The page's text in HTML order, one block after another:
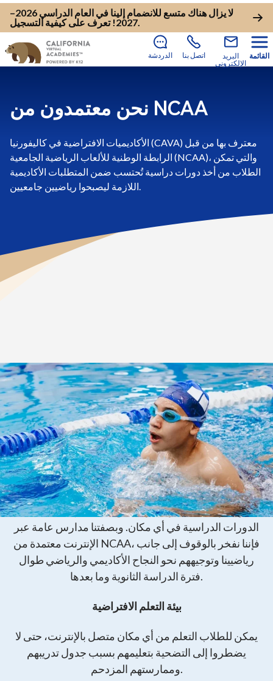
لا يزال هناك متسع للانضمام إلينا في العام الدراسي 2026–
2027! تعرف على كيفية التسجيل .
الدردشة اتصل بنا
البريد
الإلكتروني
القائمة
نحن معتمدون من NCAA
الأكاديميات الافتراضية في كاليفورنيا (CAVA) معترف بها من قبل
الرابطة الوطنية للألعاب الرياضية الجامعية (NCAA)، والتي تمكن
الطلاب من أخذ دورات دراسية تُحتسب ضمن المتطلبات الأكاديمية
اللازمة ليصبحوا رياضيين جامعيين.
الصفحة الرئيسية > نبذة عن مدرستنا >
نحن معتمدون من NCAA
دعم الرياضيين الملتحقين بالجامعات
CAVA هو خيار تعليمي عبر الإنترنت يتيح للطلاب إكمال
الدورات الدراسية في أي مكان. وبصفتنا مدارس عامة عبر
الإنترنت معتمدة من NCAA، فإننا نفخر بالوقوف إلى جانب
رياضيينا وتوجيههم نحو النجاح الأكاديمي والرياضي طوال
فترة الدراسة الثانوية وما بعدها.
بيئة التعلم الافتراضية
يمكن للطلاب التعلم من أي مكان متصل بالإنترنت، حتى لا
يضطروا إلى التضحية بتعليمهم بسبب جدول تدريبهم
وممارستهم المزدحم.